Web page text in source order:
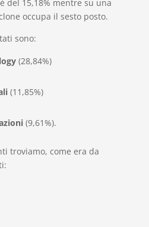
del 15,18% mentre su una
occupa il sesto posto.
sono:
(28,84%)
(11,85%)
(9,61%).
troviamo, come era da